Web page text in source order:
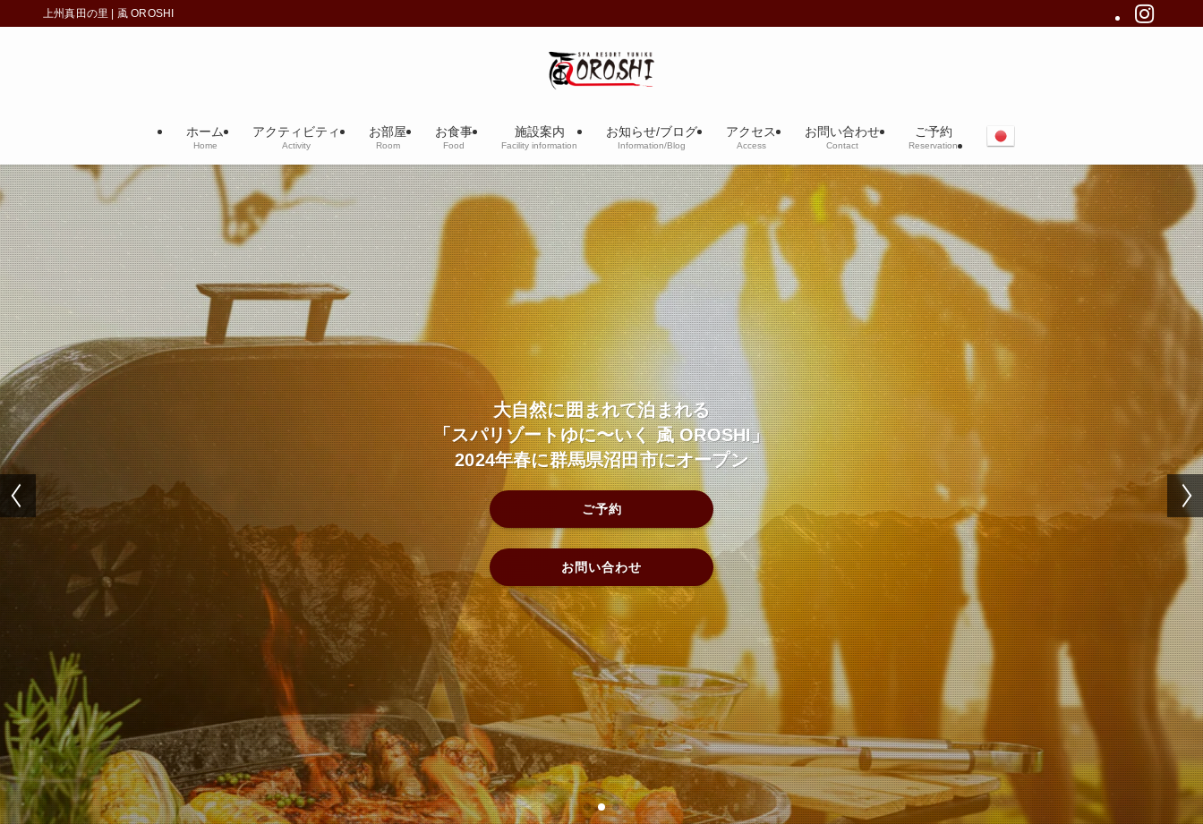
上州真田の里 | 颪 OROSHI
ホーム
Home
アクティビティ
Activity
お部屋
Room
お食事
Food
施設案内
Facility information
お知らせ/ブログ
Information/Blog
アクセス
Access
お問い合わせ
Contact
ご予約
Reservation
大自然に囲まれて泊まれる
「スパリゾートゆに〜いく 颪 OROSHI」
2024年春に群馬県沼田市にオープン
ご予約
お問い合わせ
大自然に囲まれて泊まれる
「スパリゾートゆに〜いく 颪 OROSHI」
2024年春に群馬県沼田市にオープン
ご予約
お問い合わせ
大自然に囲まれて泊まれる
「スパリゾートゆに〜いく 颪 OROSHI」
2024年春に群馬県沼田市にオープン
ご予約
お問い合わせ
大自然に囲まれて泊まれる
「スパリゾートゆに〜いく 颪 OROSHI」
2024年春に群馬県沼田市にオープン
ご予約
お問い合わせ
大自然に囲まれて泊まれる
「スパリゾートゆに〜いく 颪 OROSHI」
2024年春に群馬県沼田市にオープン
ご予約
お問い合わせ